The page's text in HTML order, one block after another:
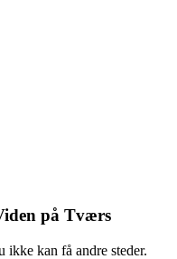
på Tværs
ikke kan få andre steder.